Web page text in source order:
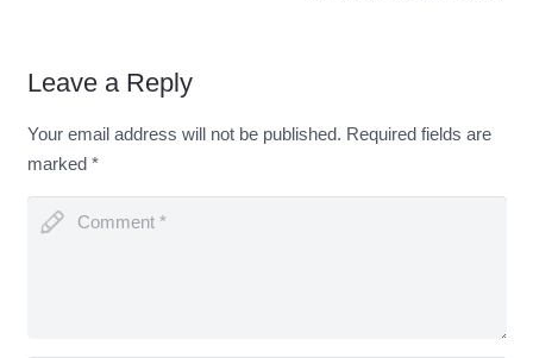
Leave a Reply
Your email address will not be published. Required fields are
marked *